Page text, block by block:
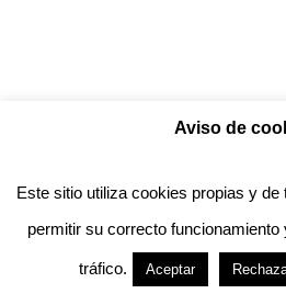
Política de
Anotado funciona gracias
diseño del
Aviso de
Este sitio utiliza cookies propias y
permitir su correcto
tráfico. Aceptar